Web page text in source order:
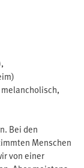
Bei den
Menschen
von einer